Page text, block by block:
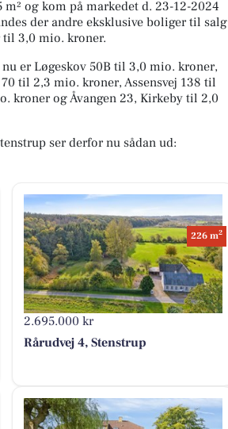
og kom på markedet d. 23-12-2024
der andre eksklusive boliger til salg
3,0 mio. kroner.
er Løgeskov 50B til 3,0 mio. kroner,
til 2,3 mio. kroner, Assensvej 138 til
kroner og Åvangen 23, Kirkeby til 2,0
ser derfor nu sådan ud:
2.695.000 kr
226 m2
Rårudvej 4, Stenstrup